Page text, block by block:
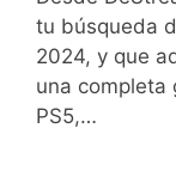
tu búsqueda
2024, y que
una completa
PS5,…